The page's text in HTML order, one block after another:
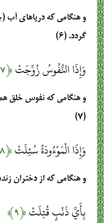
و هنگامی که دریاهای
گردد. (۶)
وَإِذَا النُّفُوسُ زُوِّجَتْ﴿۷﴾
و هنگامی که نفوس خلق
(۷)
وَإِذَا الْمَوْءُودَةُ سُئِلَتْ﴿۸﴾
و هنگامی که از دختران
بِأَيِّ ذَنْبٍ قُتِلَتْ﴿۹﴾